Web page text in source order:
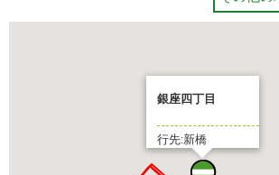
銀座四丁目
行先:新橋